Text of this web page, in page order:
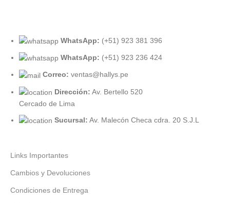
WhatsApp: (+51) 923 381 396
WhatsApp: (+51) 923 236 424
Correo: ventas@hallys.pe
Dirección: Av. Bertello 520
Cercado de Lima
Sucursal: Av. Malecón Checa cdra. 20 S.J.L
Links Importantes
Cambios y Devoluciones
Condiciones de Entrega